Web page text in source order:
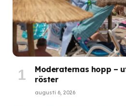
Moderaternas hopp –
röster
augusti 6, 2026